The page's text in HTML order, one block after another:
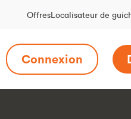
OffresLocalisateur de
Connexion